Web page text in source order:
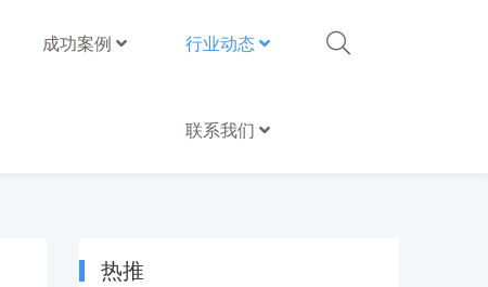
成功案例 行业动态
联系我们
热推